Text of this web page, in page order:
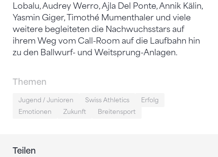
Lobalu, Audrey Werro, Ajla Del Ponte, Annik Kälin,
Yasmin Giger, Timothé Mumenthaler und viele
weitere begleiteten die Nachwuchsstars auf
ihrem Weg vom Call-Room auf die Laufbahn hin
zu den Ballwurf- und Weitsprung-Anlagen.
Themen
Jugend / Junioren Swiss Athletics
Erfolg
Emotionen
Zukunft Breitensport
Teilen